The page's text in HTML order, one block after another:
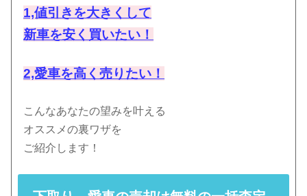
1,値引きを大きくして
新車を安く買いたい！
2,愛車を高く売りたい！
こんなあなたの望みを叶える
オススメの裏ワザを
ご紹介します！